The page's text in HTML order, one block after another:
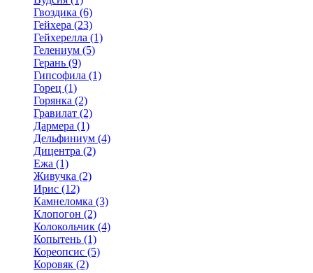
Гвоздика (6)
Гейхера (23)
Гейхерелла (1)
Гелениум (5)
Герань (9)
Гипсофила (1)
Горец (1)
Горянка (2)
Гравилат (2)
Дармера (1)
Дельфиниум (4)
Дицентра (2)
Ежа (1)
Живучка (2)
Ирис (12)
Камнеломка (3)
Клопогон (2)
Колокольчик (4)
Копытень (1)
Кореопсис (5)
Коровяк (2)